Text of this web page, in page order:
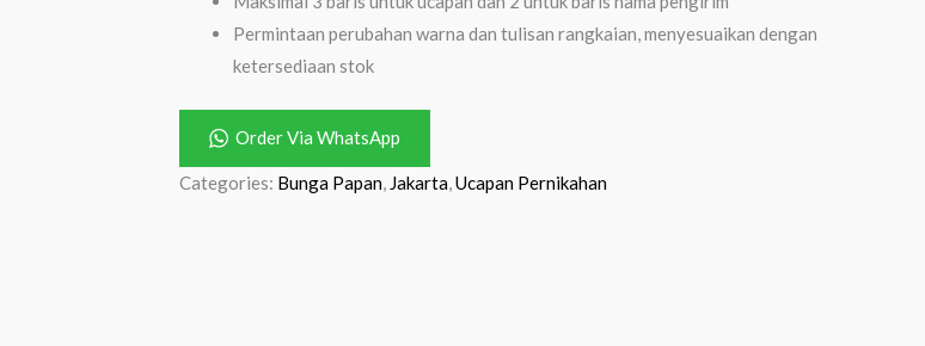
Permintaan perubahan warna dan tulisan rangkaian, menyesuaikan dengan
ketersediaan stok
Order Via WhatsApp
Categories: Bunga Papan, Jakarta,Ucapan Pernikahan